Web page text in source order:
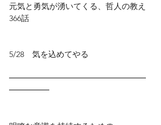
元気と勇気が湧いてくる、哲人の教え
366話
5/28　気を込めてやる
━━━━━━━━━━━━━━━━━
━━━━━